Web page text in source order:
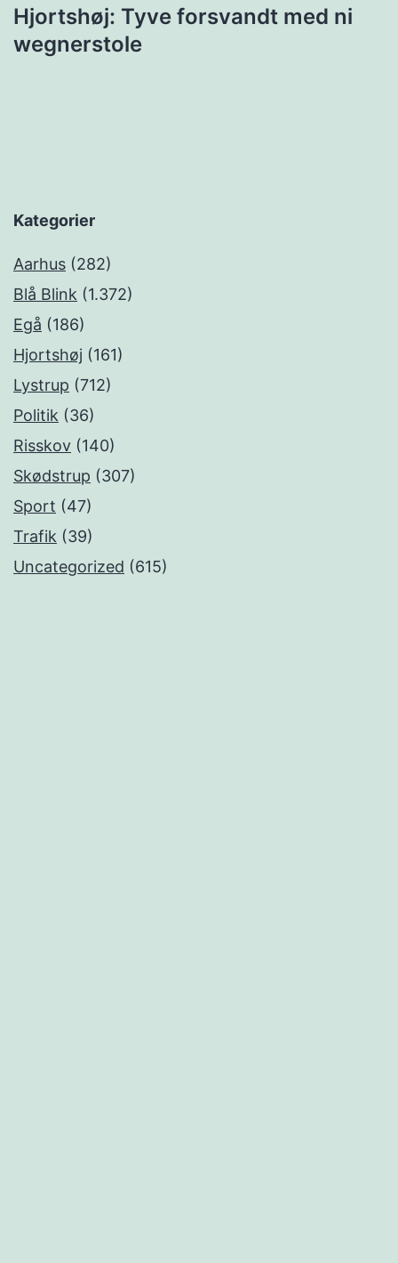
Hjortshøj: Tyve forsvandt med ni
wegnerstole
Kategorier
Aarhus (282)
Blå Blink (1.372)
Egå (186)
Hjortshøj (161)
Lystrup (712)
Politik (36)
Risskov (140)
Skødstrup (307)
Sport (47)
Trafik (39)
Uncategorized (615)